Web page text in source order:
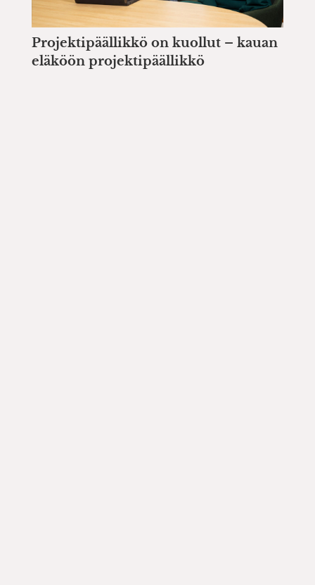
Projektipäällikkö on kuollut – kauan
eläköön projektipäällikkö